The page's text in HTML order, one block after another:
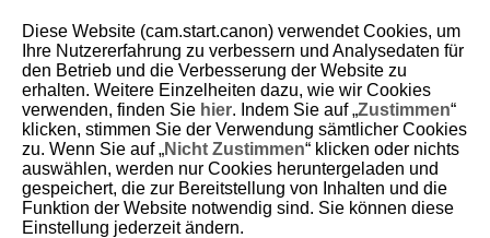
6-27 Gymnastics and Rhythmic Gymnastics
(Individual)
This setting is perfect for shooting subjects in the air such as in
gymnastics and rhythmic gymnastics.
Diese Website (cam.start.canon) verwendet Cookies, um
Ihre Nutzererfahrung zu verbessern und Analysedaten für
den Betrieb und die Verbesserung der Website zu
erhalten. Weitere Einzelheiten dazu, wie wir Cookies
verwenden, finden Sie hier. Indem Sie auf „Zustimmen“
klicken, stimmen Sie der Verwendung sämtlicher Cookies
zu. Wenn Sie auf „Nicht Zustimmen“ klicken oder nichts
auswählen, werden nur Cookies heruntergeladen und
gespeichert, die zur Bereitstellung von Inhalten und die
Funktion der Website notwendig sind. Sie können diese
Einstellung jederzeit ändern.